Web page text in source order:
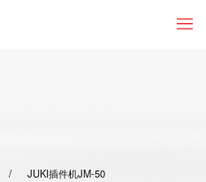
JUKI插件机JM-50